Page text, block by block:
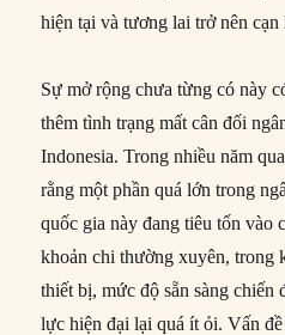
hiện tại và tương lai trở nên cạn
Sự mở rộng chưa từng có này
thêm tình trạng mất cân đối
Indonesia. Trong nhiều năm
rằng một phần quá lớn trong
quốc gia này đang tiêu tốn vào
khoản chi thường xuyên, trong
thiết bị, mức độ sẵn sàng chiến
lực hiện đại lại quá ít ỏi. Vấn